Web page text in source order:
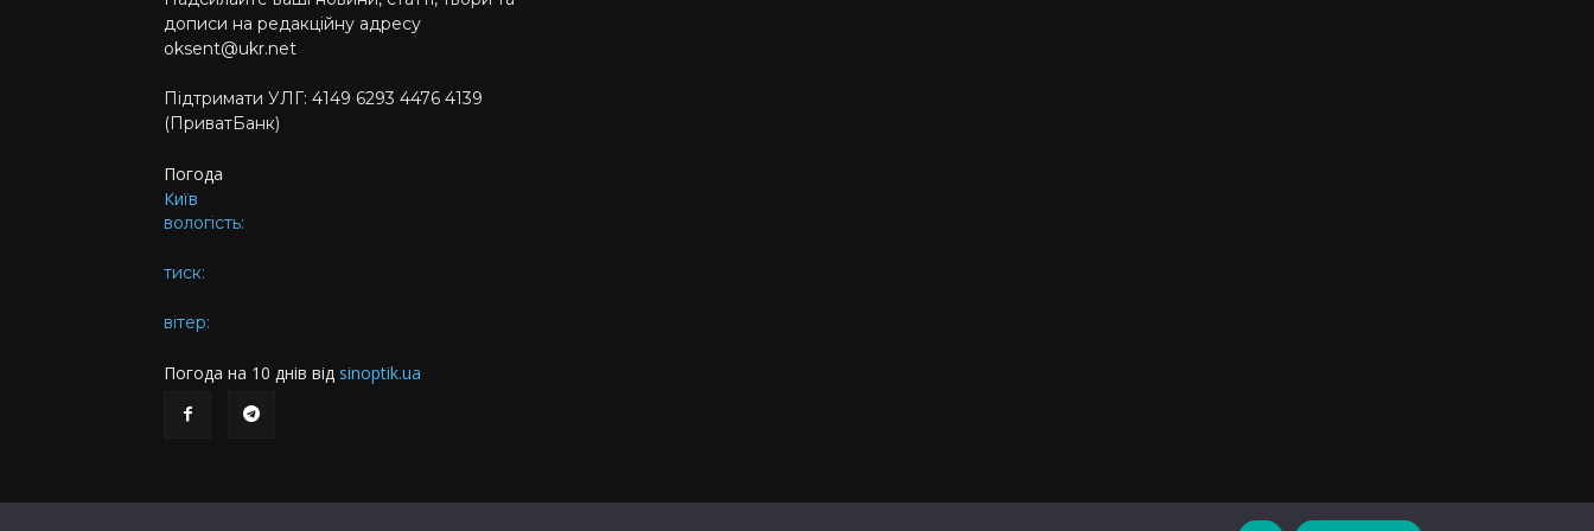
дописи на редакційну адресу
oksent@ukr.net
Підтримати УЛГ: 4149 6293 4476 4139
(ПриватБанк)
Погода
Київ
вологість:
тиск:
вітер:
Погода на 10 днів від sinoptik.ua